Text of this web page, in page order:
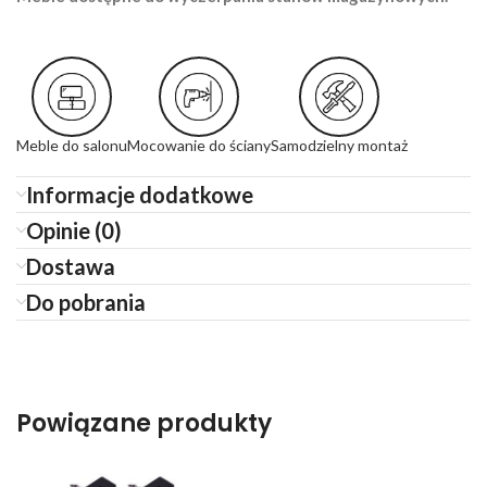
Meble do salonuMocowanie do ścianySamodzielny montaż
Informacje dodatkowe
Opinie (0)
Dostawa
Do pobrania
Powiązane produkty